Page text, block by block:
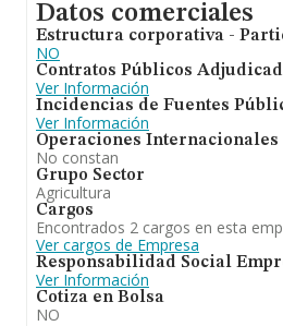
Datos comerciales
Estructura corporativa -
NO
Contratos Públicos
Ver Información
Incidencias de Fuentes
Ver Información
Operaciones Internacionales
No constan
Grupo Sector
Agricultura
Cargos
Encontrados 2 cargos en esta
Ver cargos de Empresa
Responsabilidad Social
Ver Información
Cotiza en Bolsa
NO